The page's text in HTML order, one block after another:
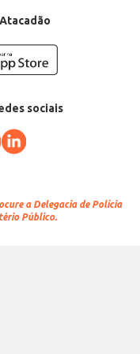
sociais
a Delegacia de Polícia
Público.